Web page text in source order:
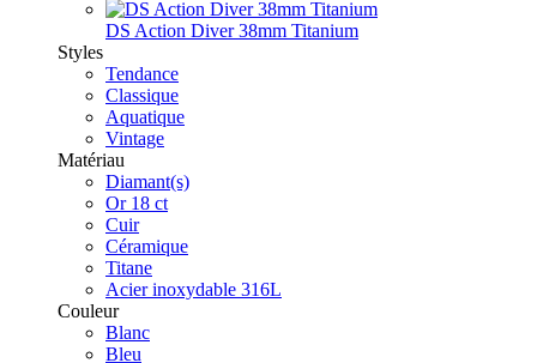
DS Action Diver 38mm Titanium
Styles
Tendance
Classique
Aquatique
Vintage
Matériau
Diamant(s)
Or 18 ct
Cuir
Céramique
Titane
Acier inoxydable 316L
Couleur
Blanc
Bleu